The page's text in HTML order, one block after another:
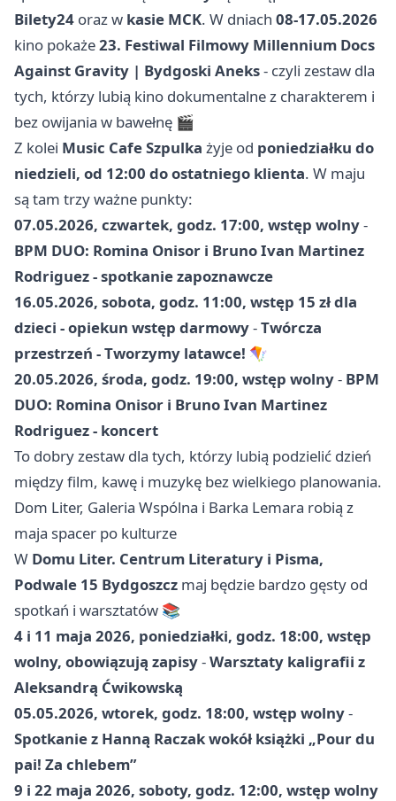
Bilety24 oraz w kasie MCK. W dniach 08-17.05.2026
kino pokaże23. Festiwal Filmowy Millennium Docs
Against Gravity | Bydgoski Aneks- czyli zestaw dla
tych, którzy lubią kino dokumentalne z charakterem i
bez owijania w bawełnę 🎬
Z kolei Music Cafe Szpulka żyje od poniedziałku do
niedzieli, od 12:00 do ostatniego klienta. W maju
są tam trzy ważne punkty:
07.05.2026, czwartek, godz. 17:00, wstęp wolny-
BPM DUO: Romina Onisor i Bruno Ivan Martinez
Rodriguez - spotkanie zapoznawcze
16.05.2026, sobota, godz. 11:00, wstęp 15 zł dla
dzieci - opiekun wstęp darmowy-Twórcza
przestrzeń - Tworzymy latawce! 🪁
20.05.2026, środa, godz. 19:00, wstęp wolny- BPM
DUO: Romina Onisor i Bruno Ivan Martinez
Rodriguez - koncert
To dobry zestaw dla tych, którzy lubią podzielić dzień
między film, kawę i muzykę bez wielkiego planowania.
Dom Liter, Galeria Wspólna i Barka Lemara robią z
maja spacer po kulturze
W Domu Liter. Centrum Literatury i Pisma,
Podwale 15 Bydgoszcz maj będzie bardzo gęsty od
spotkań i warsztatów 📚
4 i 11 maja 2026, poniedziałki, godz. 18:00, wstęp
wolny, obowiązują zapisy-Warsztaty kaligrafii z
Aleksandrą Ćwikowską
05.05.2026, wtorek, godz. 18:00, wstęp wolny-
Spotkanie z Hanną Raczak wokół książki „Pour du
pai! Za chlebem”
9 i 22 maja 2026, soboty, godz. 12:00, wstęp wolny